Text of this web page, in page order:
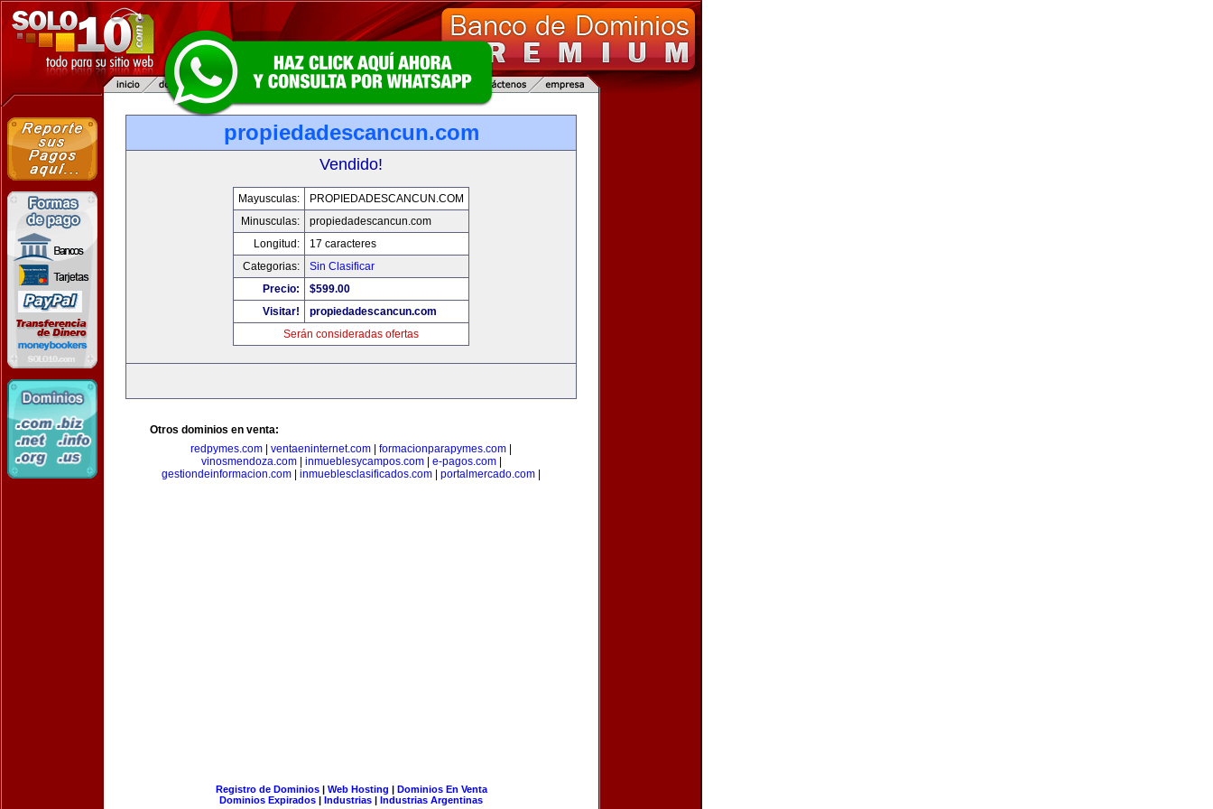
propiedadescancun.com
Vendido!
Mayusculas:
PROPIEDADESCANCUN.COM
Minusculas:
propiedadescancun.com
Longitud:
17 caracteres
Categorias:
Sin Clasificar
Precio:
$599.00
Visitar!
propiedadescancun.com
Serán consideradas ofertas
Otros dominios en venta:
redpymes.com
ventaeninternet.com formacionparapymes.com
vinosmendoza.com| inmueblesycampos.com| e-pagos.com|
gestiondeinformacion.com
inmueblesclasificados.com portalmercado.com
Registro de Dominios| Web Hosting | Dominios En Venta
Dominios Expirados | Industrias | Industrias Argentinas